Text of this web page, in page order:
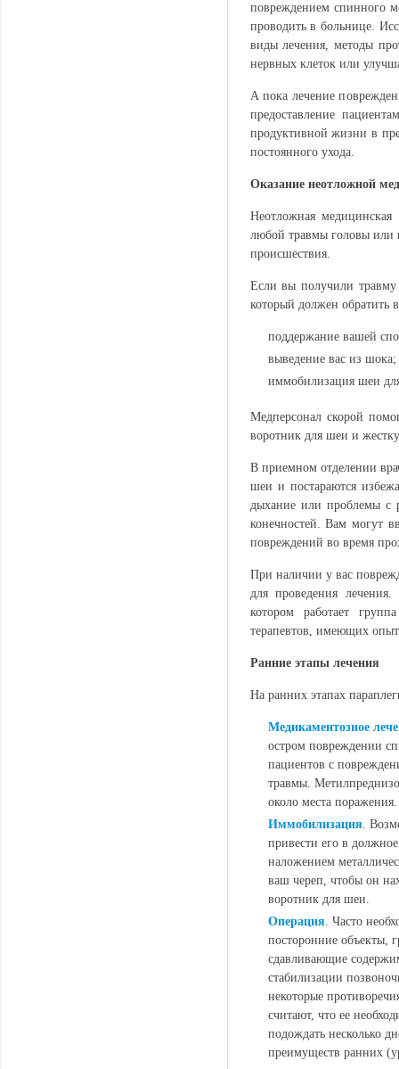
повреждением спинного
проводить в больнице.
виды лечения, методы
нервных клеток или
А пока лечение
предоставление
продуктивной жизни в
постоянного ухода.
Оказание неотложной
Неотложная
любой травмы головы или
происшествия.
Если вы получили
который должен
поддержание вашей
выведение вас из шока;
иммобилизация шеи
Медперсонал скорой
воротник для шеи и
В приемном отделении
шеи и постараются
дыхание или проблемы с
конечностей. Вам могут
повреждений во время
При наличии у вас
для проведения
котором работает
терапевтов, имеющих
Ранние этапы лечения
На ранних этапах
Медикаментозное
остром повреждении
пациентов с
травмы.
около места поражения.
Иммобилизация.
привести его в
наложением
ваш череп, чтобы он
воротник для шеи.
Операция. Часто
посторонние объекты,
сдавливающие
стабилизации
некоторые
считают, что ее
подождать несколько
преимуществ ранних